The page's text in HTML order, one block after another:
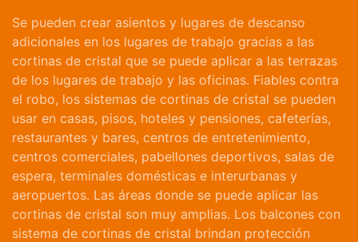
Se pueden crear asientos y lugares de descanso
adicionales en los lugares de trabajo gracias a las
cortinas de cristal que se puede aplicar a las terrazas
de los lugares de trabajo y las oficinas. Fiables contra
el robo, los sistemas de cortinas de cristal se pueden
usar en casas, pisos, hoteles y pensiones, cafeterías,
restaurantes y bares, centros de entretenimiento,
centros comerciales, pabellones deportivos, salas de
espera, terminales domésticas e interurbanas y
aeropuertos. Las áreas donde se puede aplicar las
cortinas de cristal son muy amplias. Los balcones con
sistema de cortinas de cristal brindan protección